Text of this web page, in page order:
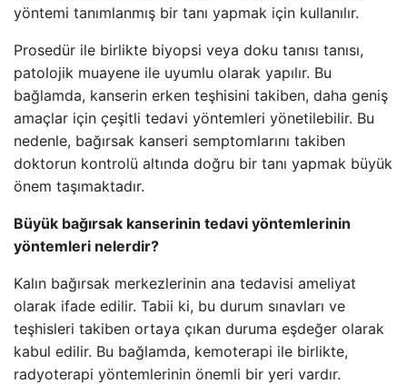
yöntemi tanımlanmış bir tanı yapmak için kullanılır.
Prosedür ile birlikte biyopsi veya doku tanısı tanısı,
patolojik muayene ile uyumlu olarak yapılır. Bu
bağlamda, kanserin erken teşhisini takiben, daha geniş
amaçlar için çeşitli tedavi yöntemleri yönetilebilir. Bu
nedenle, bağırsak kanseri semptomlarını takiben
doktorun kontrolü altında doğru bir tanı yapmak büyük
önem taşımaktadır.
Büyük bağırsak kanserinin tedavi yöntemlerinin
yöntemleri nelerdir?
Kalın bağırsak merkezlerinin ana tedavisi ameliyat
olarak ifade edilir. Tabii ki, bu durum sınavları ve
teşhisleri takiben ortaya çıkan duruma eşdeğer olarak
kabul edilir. Bu bağlamda, kemoterapi ile birlikte,
radyoterapi yöntemlerinin önemli bir yeri vardır.